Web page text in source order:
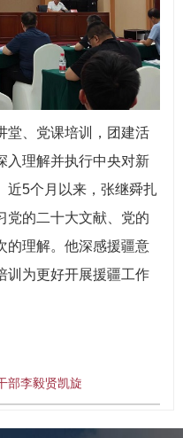
堂、党课培训，团建活
入理解并执行中央对新
近5个月以来，张继舜扎
党的二十大文献、党的
的理解。他深感援疆意
训为更好开展援疆工作
部李毅贤凯旋